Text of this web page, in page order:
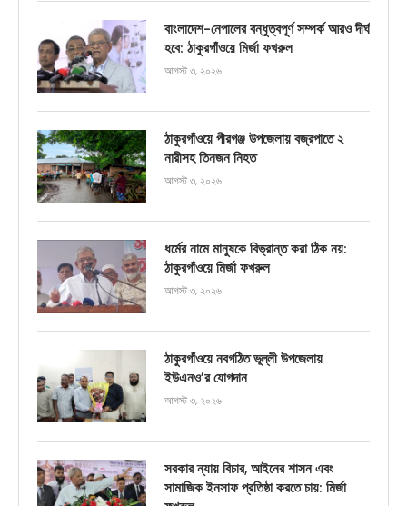
বাংলাদেশ-নেপালের বন্ধুত্বপূর্ণ সম্পর্ক আরও দীর্ঘ
হবে: ঠাকুরগাঁওয়ে মির্জা ফখরুল
আগস্ট ৩, ২০২৬
ঠাকুরগাঁওয়ে পীরগঞ্জ উপজেলায় বজ্রপাতে ২
নারীসহ তিনজন নিহত
আগস্ট ৩, ২০২৬
ধর্মের নামে মানুষকে বিভ্রান্ত করা ঠিক নয়:
ঠাকুরগাঁওয়ে মির্জা ফখরুল
আগস্ট ৩, ২০২৬
ঠাকুরগাঁওয়ে নবগঠিত ভূল্লী উপজেলায়
ইউএনও’র যোগদান
আগস্ট ৩, ২০২৬
সরকার ন্যায় বিচার, আইনের শাসন এবং
সামাজিক ইনসাফ প্রতিষ্ঠা করতে চায়: মির্জা